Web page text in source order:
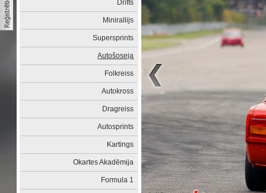
Drifts
Minirallijs
Supersprints
Autošoseja
Folkreiss
Autokross
Dragreiss
Autosprints
Kartings
Okartes Akadēmija
Formula 1